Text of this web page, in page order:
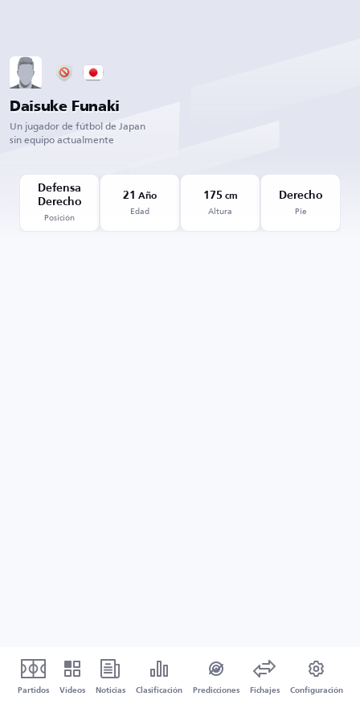
Daisuke Funaki
Un jugador de fútbol de Japan
sin equipo actualmente
Defensa
Derecho
Posición
21 Año
Edad
175 cm
Altura
Derecho
Pie
Partidos Vídeos Noticias Clasificación Predicciones Fichajes Configuración